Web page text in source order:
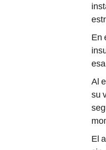
En
Al
su
El